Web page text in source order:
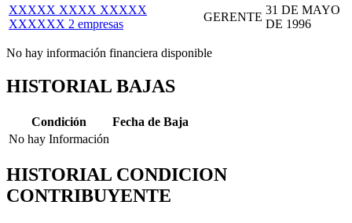
XXXXX XXXX XXXXX
XXXXXX 2 empresas
GERENTE
31 DE MAYO
DE 1996
No hay información financiera disponible
HISTORIAL BAJAS
Condición
Fecha de Baja
No hay Información
HISTORIAL CONDICION
CONTRIBUYENTE